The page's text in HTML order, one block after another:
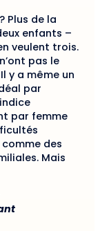
Plus de la
enfants –
veulent trois.
pas le
y a même un
par
par femme
des
Mais